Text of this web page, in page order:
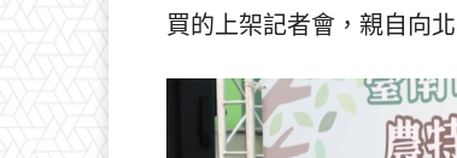
買的上架記者會，親自向